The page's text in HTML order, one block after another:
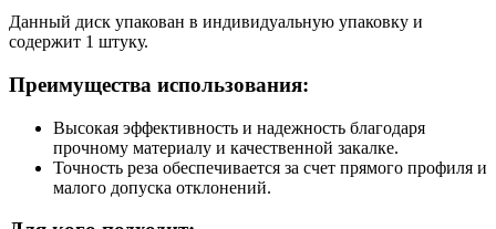
Данный диск упакован в индивидуальную упаковку и
содержит 1 штуку.
Преимущества использования:
Высокая эффективность и надежность благодаря
прочному материалу и качественной закалке.
Точность реза обеспечивается за счет прямого профиля и
малого допуска отклонений.